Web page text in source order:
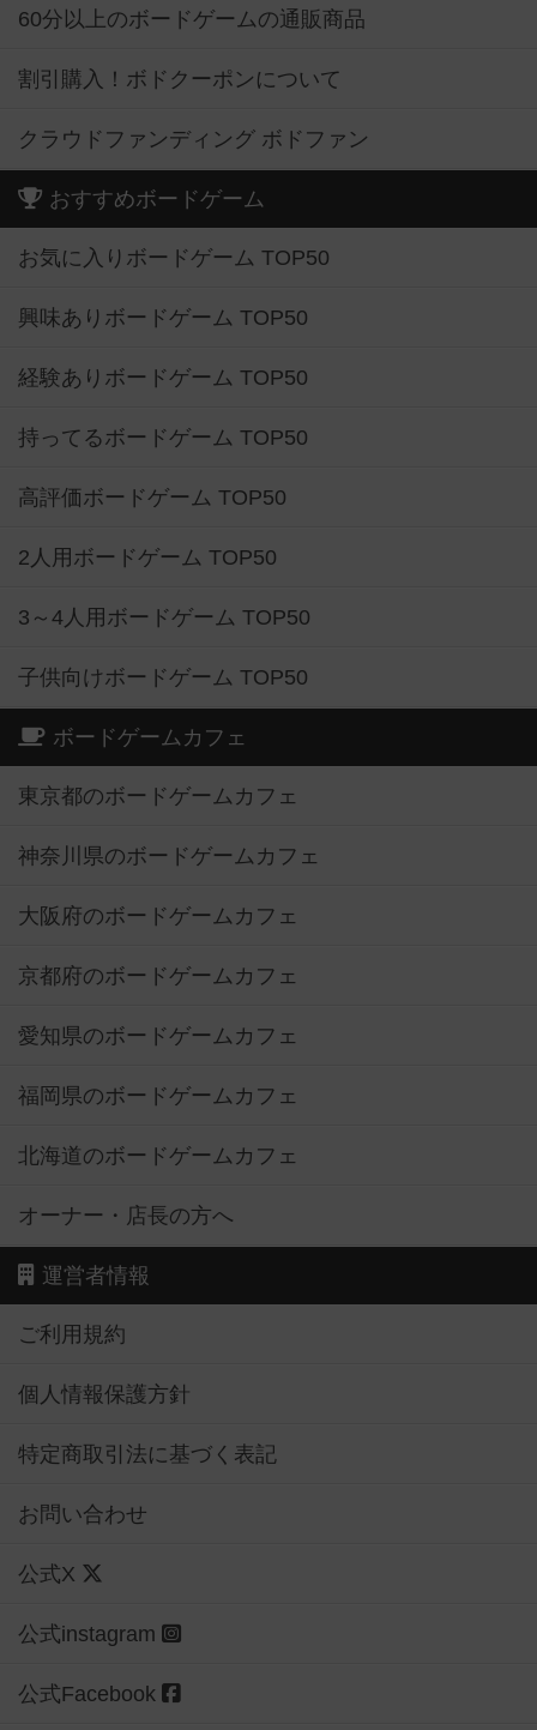
60分以上のボードゲームの通販商品
割引購入！ボドクーポンについて
クラウドファンディング ボドファン
おすすめボードゲーム
お気に入りボードゲーム TOP50
興味ありボードゲーム TOP50
経験ありボードゲーム TOP50
持ってるボードゲーム TOP50
高評価ボードゲーム TOP50
2人用ボードゲーム TOP50
3～4人用ボードゲーム TOP50
子供向けボードゲーム TOP50
ボードゲームカフェ
東京都のボードゲームカフェ
神奈川県のボードゲームカフェ
大阪府のボードゲームカフェ
京都府のボードゲームカフェ
愛知県のボードゲームカフェ
福岡県のボードゲームカフェ
北海道のボードゲームカフェ
オーナー・店長の方へ
運営者情報
ご利用規約
個人情報保護方針
特定商取引法に基づく表記
お問い合わせ
公式X
公式instagram
公式Facebook